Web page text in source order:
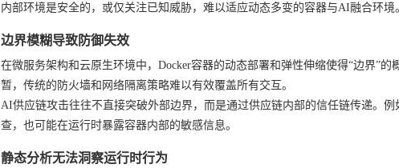
内部环境是安全的，或仅关注已知威胁，难以适应动态多变的容器与AI融合环境。
边界模糊导致防御失效
在微服务架构和云原生环境中，Docker容器的动态部署和弹性伸缩使得“边界”
暂，传统的防火墙和网络隔离策略难以有效覆盖所有交互。
AI供应链攻击往往不直接突破外部边界，而是通过供应链内部的信任链传递。
查，也可能在运行时暴露容器内部的敏感信息。
静态分析无法洞察运行时行为